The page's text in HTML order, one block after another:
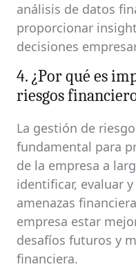
análisis de datos
proporcionar
decisiones
4. ¿Por qué es
riesgos
La gestión de
fundamental para
de la empresa a
identificar, evaluar
amenazas
empresa estar
desafíos futuros y
financiera.